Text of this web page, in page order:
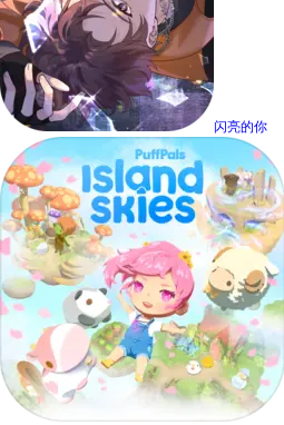
闪亮的你